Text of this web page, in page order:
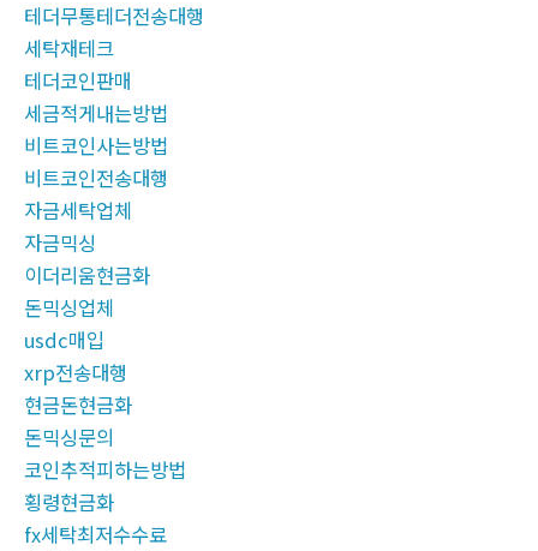
테더무통테더전송대행
세탁재테크
테더코인판매
세금적게내는방법
비트코인사는방법
비트코인전송대행
자금세탁업체
자금믹싱
이더리움현금화
돈믹싱업체
usdc매입
xrp전송대행
현금돈현금화
돈믹싱문의
코인추적피하는방법
횡령현금화
fx세탁최저수수료